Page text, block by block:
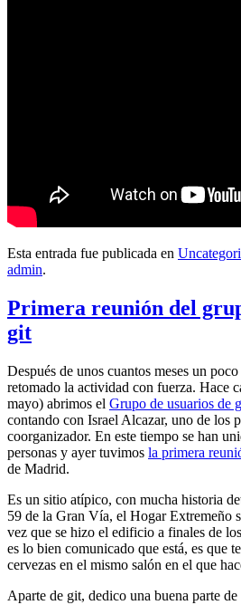
Esta entrada fue publicada en
admin.
Primera reunión del
git
Después de unos cuantos meses un
retomado la actividad con fuerza. Hace
mayo) abrimos el Grupo de usuarios de
contando con Israel Alcazar, uno de los
coorganizador. En este tiempo se han
personas y ayer tuvimos la primera
de Madrid.
Es un sitio atípico, con mucha historia
59 de la Gran Vía, el Hogar Extremeño
vez que se hizo el edificio a finales de
es lo bien comunicado que está, es que
cervezas en el mismo salón en el que
Aparte de git, dedico una buena parte